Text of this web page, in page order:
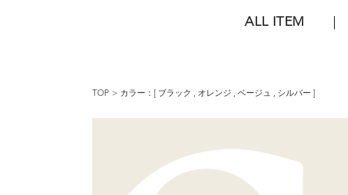
ALL ITEM
TOP カラー：[ ブラック , オレンジ , ベージュ , シルバー